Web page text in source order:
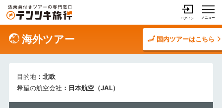
ログイン メニュー
海外ツアー 国内ツアーはこちら
目的地 ：北欧
希望の航空会社 ：日本航空（JAL）